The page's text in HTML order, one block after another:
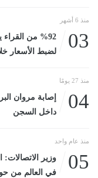
منذ 6 أشهر
03
%92 من
لضبط الأسعار
منذ 27 يومًا
04
إصابة مروان
داخل السجن
منذ عام واحد
05
وزير الاتصالات:
في العالم من